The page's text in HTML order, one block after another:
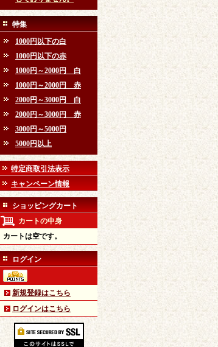
特集
1000円以下の白
1000円以下の赤
1000円～2000円 白
1000円～2000円 赤
2000円～3000円 白
2000円～3000円 赤
3000円～5000円
5000円以上
特定商取引法表示
キャンペーン情報
ショッピングカート
カートの中身
カートは空です。
ログイン
新規登録はこちら
ログインはこちら